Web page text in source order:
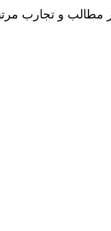
سال هست که از تامین محتوی و انتشار